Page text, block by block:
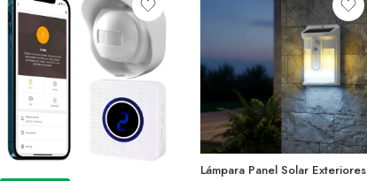
Lámpara Panel Solar Exteriores